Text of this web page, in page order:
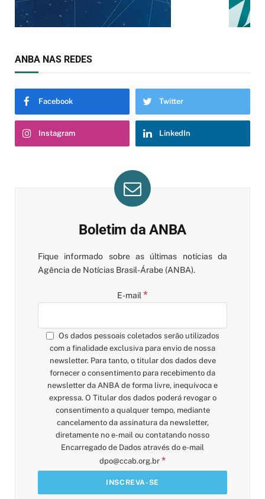
ANBA NAS REDES
Facebook Twitter
Instagram LinkedIn
Boletim da ANBA
Fique informado sobre as últimas notícias da
Agência de Notícias Brasil-Árabe (ANBA).
E-mail*
Os dados pessoais coletados serão utilizados
com a finalidade exclusiva para envio de nossa
newsletter. Para tanto, o titular dos dados deve
fornecer o consentimento para recebimento da
newsletter da ANBA de forma livre, inequívoca e
expressa. O Titular dos dados poderá revogar o
consentimento a qualquer tempo, mediante
cancelamento da assinatura da newsletter,
diretamente no e-mail ou contatando nosso
Encarregado de Dados através do e-mail
dpo@ccab.org.br *